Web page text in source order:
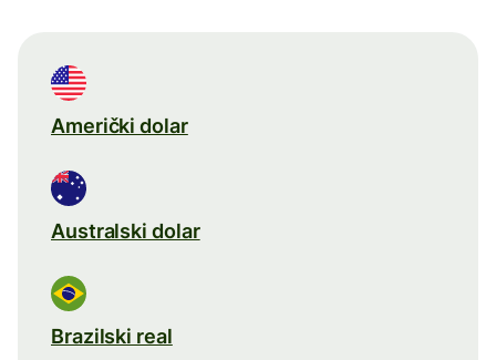
Američki dolar
Australski dolar
Brazilski real